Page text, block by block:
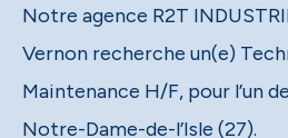
Notre agence R2T
Vernon recherche un(e)
Maintenance H/F, pour l’un
Notre-Dame-de-l’Isle (27).